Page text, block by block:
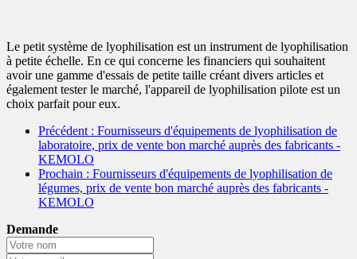
Le petit système de lyophilisation est un instrument de lyophilisation
à petite échelle. En ce qui concerne les financiers qui souhaitent
avoir une gamme d'essais de petite taille créant divers articles et
également tester le marché, l'appareil de lyophilisation pilote est un
choix parfait pour eux.
Précédent : Fournisseurs d'équipements de lyophilisation de
laboratoire, prix de vente bon marché auprès des fabricants -
KEMOLO
Prochain : Fournisseurs d'équipements de lyophilisation de
légumes, prix de vente bon marché auprès des fabricants -
KEMOLO
Demande